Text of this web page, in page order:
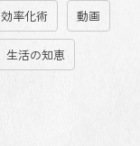
効率化術 動画
生活の知恵